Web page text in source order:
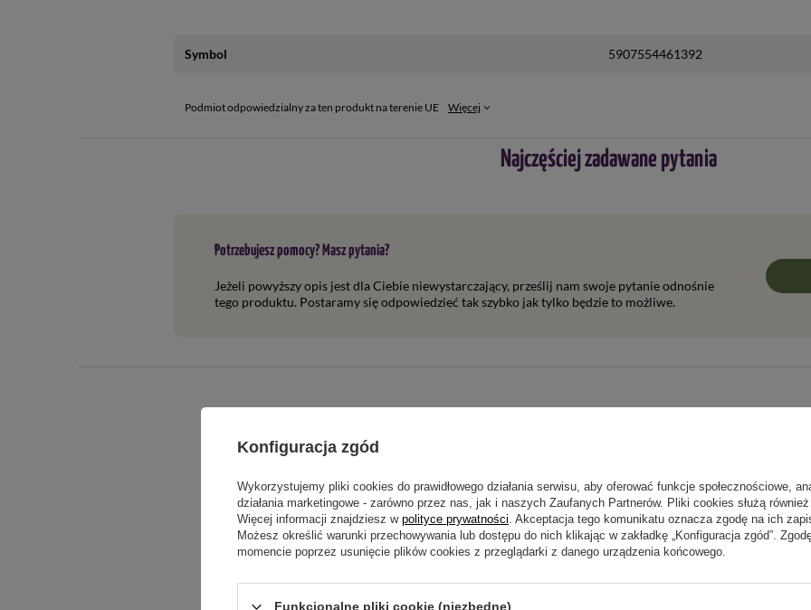
Symbol 5907554461392
Podmiot odpowiedzialny za ten produkt na terenie UE Więcej
Najczęściej zadawane pytania
Potrzebujesz pomocy? Masz pytania?
Jeżeli powyższy opis jest dla Ciebie niewystarczający, prześlij nam swoje pytanie odnośnie
tego produktu. Postaramy się odpowiedzieć tak szybko jak tylko będzie to możliwe.
Napisz swoją opinię
5/5
Treść twojej opinii
Konfiguracja zgód
Wykorzystujemy pliki cookies do prawidłowego działania serwisu, aby oferować funkcje społecznościowe,
działania marketingowe - zarówno przez nas, jak i naszych Zaufanych Partnerów. Pliki cookies służą
Więcej informacji znajdziesz w polityce prywatności. Akceptacja tego komunikatu oznacza zgodę na ich
Możesz określić warunki przechowywania lub dostępu do nich klikając w zakładkę „Konfiguracja zgód”.
momencie poprzez usunięcie plików cookies z przeglądarki z danego urządzenia końcowego.
Funkcjonalne pliki cookie (niezbędne)